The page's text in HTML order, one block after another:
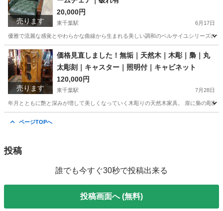
売ります
20,000円
東千葉駅 6月17日
優雅で流麗な感覚とやわらかな曲線から生まれる美しい調和のベルサイユシリーズの
千葉 千葉市 東千葉駅 ソファ マルニ
売ります
価格見直しました！無垢｜天然木｜木彫｜梟｜丸
太彫刻｜キャスター｜照明付｜キャビネット
120,000円
東千葉駅 7月28日
年月とともに艶と深みが増して美しくなっていく木彫りの天然木家具。 扉に梟の彫
ページTOPへ
投稿
誰でも今すぐ30秒で投稿出来る
投稿画面へ (無料)